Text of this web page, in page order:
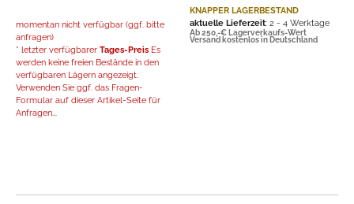
momentan nicht verfügbar (ggf. bitte
anfragen)
* letzter verfügbarer Tages-Preis Es
werden keine freien Bestände in den
verfügbaren Lägern angezeigt.
Verwenden Sie ggf. das Fragen-
Formular auf dieser Artikel-Seite für
Anfragen...
KNAPPER LAGERBESTAND
aktuelle Lieferzeit: 2 - 4 Werktage
Ab 250,-€ Lagerverkaufs-Wert
Versand kostenlos in Deutschland